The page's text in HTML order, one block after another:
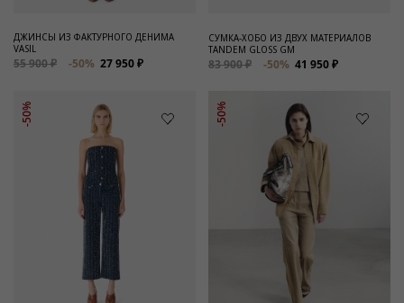
ДЖИНСЫ ИЗ ФАКТУРНОГО ДЕНИМА
VASIL
55 900 ₽ -50% 27 950 ₽
СУМКА-ХОБО ИЗ ДВУХ МАТЕРИАЛОВ
TANDEM GLOSS GM
83 900 ₽ -50% 41 950 ₽
-50% -50%